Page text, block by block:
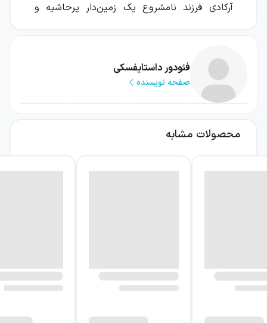
آرکادی فرزند نامشروع یک زمین‌دار پرحاشیه و
گفت‌وگوها و تضادهای فکری میان پدر و پسر.
داستایفسکی در این رابطه، برخورد دو نگرش را به
تصویر می‌کشد؛ از یک سو تفکر سنتی و از سوی
عنوان جوان خام نیز به مرحله‌ای اشاره دارد که
کند. او با نرفتن به دانشگاه، تلاش برای درآمدزایی
و تصمیم به ساختن زندگی مستقل، در برابر
انتظارات جامعه می‌ایستد. این انتخاب‌ها فقط
فئودور داستایفسکی
صفحه نویسنده
محصولات مشابه